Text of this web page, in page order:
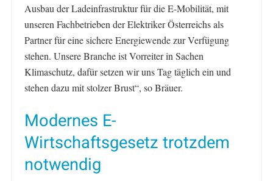
Ausbau der Ladeinfrastruktur für die E-Mobilität, mit
unseren Fachbetrieben der Elektriker Österreichs als
Partner für eine sichere Energiewende zur Verfügung
stehen. Unsere Branche ist Vorreiter in Sachen
Klimaschutz, dafür setzen wir uns Tag täglich ein und
stehen dazu mit stolzer Brust“, so Bräuer.
Modernes E-
Wirtschaftsgesetz trotzdem
notwendig